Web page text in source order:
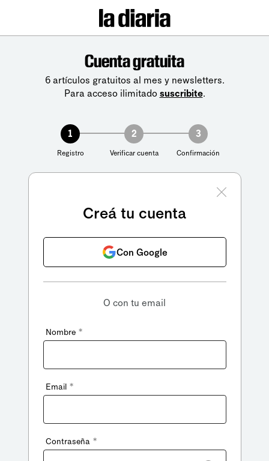
Cuenta gratuita
6 artículos gratuitos al mes y newsletters.
Para acceso ilimitado suscribite.
1
Registro
2
Verificar cuenta
3
Confirmación
Creá tu cuenta
Con Google
O con tu email
Nombre *
Email *
Contraseña *